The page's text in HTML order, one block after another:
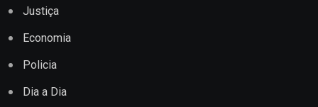
Justiça
Economia
Policia
Dia a Dia